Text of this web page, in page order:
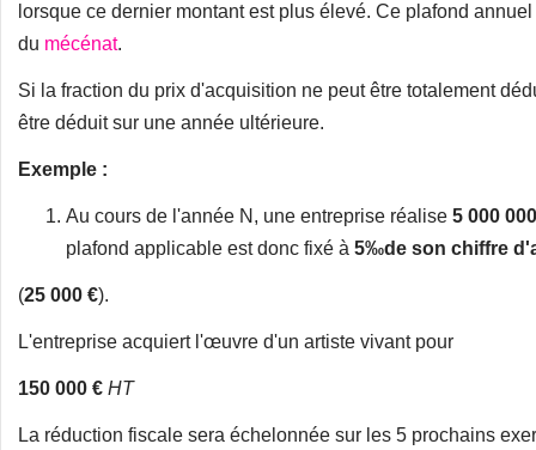
lorsque ce dernier montant est plus élevé. Ce plafond
du mécénat.
Si la fraction du prix d'acquisition ne peut être totalement
être déduit sur une année ultérieure.
Exemple :
Au cours de l'année N, une entreprise réalise 5 000
plafond applicable est donc fixé à 5‰de son chiffre
(25 000 €).
L'entreprise acquiert l'œuvre d'un artiste vivant pour
150 000 € HT
La réduction fiscale sera échelonnée sur les 5 prochains